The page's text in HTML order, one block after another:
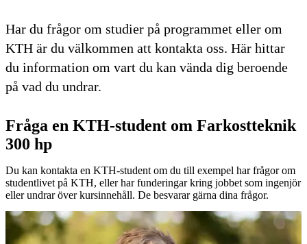
Har du frågor om studier på programmet eller om
KTH är du välkommen att kontakta oss. Här hittar
du information om vart du kan vända dig beroende
på vad du undrar.
Fråga en KTH-student om Farkostteknik
300 hp
Du kan kontakta en KTH-student om du till exempel har frågor om
studentlivet på KTH, eller har funderingar kring jobbet som ingenjör
eller undrar över kursinnehåll. De besvarar gärna dina frågor.